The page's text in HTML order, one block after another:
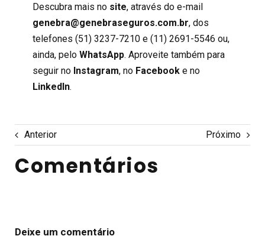
Descubra mais no site, através do e-mail
genebra@genebraseguros.com.br, dos
telefones (51) 3237-7210 e (11) 2691-5546 ou,
ainda, pelo WhatsApp. Aproveite também para
seguir no Instagram, no Facebooke no
LinkedIn.
Anterior Próximo
Comentários
Deixe um comentário